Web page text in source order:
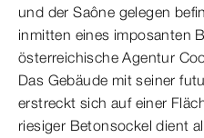
und der Saône gelegen
inmitten eines imposanten
österreichische Agentur
Das Gebäude mit seiner
erstreckt sich auf einer
riesiger Betonsockel dient